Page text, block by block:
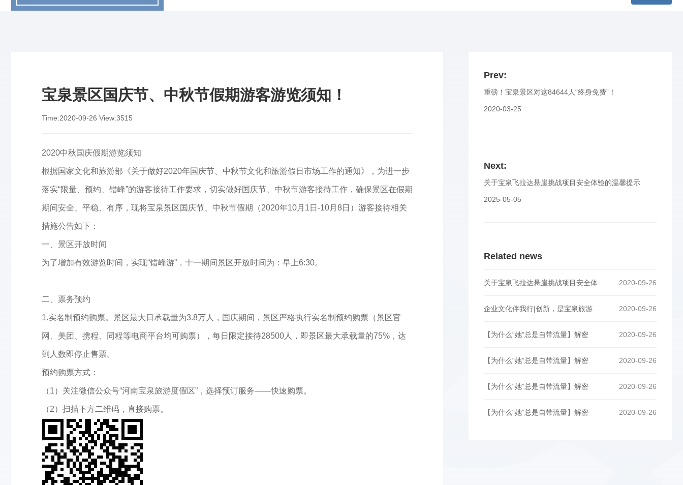
宝泉景区国庆节、中秋节假期游客游览须知！
Time:2020-09-26 View:3515
2020中秋国庆假期游览须知
根据国家文化和旅游部《关于做好2020年国庆节、中秋节文化和旅游假日市场工作的通知》，为进一步
落实“限量、预约、错峰”的游客接待工作要求，切实做好国庆节、中秋节游客接待工作，确保景区在假期
期间安全、平稳、有序，现将宝泉景区国庆节、中秋节假期（2020年10月1日-10月8日）游客接待相关
措施公告如下：
一、景区开放时间
为了增加有效游览时间，实现“错峰游”，十一期间景区开放时间为：早上6:30。
二、票务预约
1.实名制预约购票。景区最大日承载量为3.8万人，国庆期间，景区严格执行实名制预约购票（景区官
网、美团、携程、同程等电商平台均可购票），每日限定接待28500人，即景区最大承载量的75%，达
到人数即停止售票。
预约购票方式：
（1）关注微信公众号“河南宝泉旅游度假区”，选择预订服务——快速购票。
（2）扫描下方二维码，直接购票。
Prev:
重磅！宝泉景区对这84644人“终身免费”！
2020-03-25
Next:
关于宝泉飞拉达悬崖挑战项目安全体验的温馨提示
2025-05-05
Related news
2020-09-26
关于宝泉飞拉达悬崖挑战项目安全体
2020-09-26
企业文化伴我行|创新，是宝泉旅游
2020-09-26
【为什么“她”总是自带流量】解密
2020-09-26
【为什么“她”总是自带流量】解密
2020-09-26
【为什么“她”总是自带流量】解密
2020-09-26
【为什么“她”总是自带流量】解密